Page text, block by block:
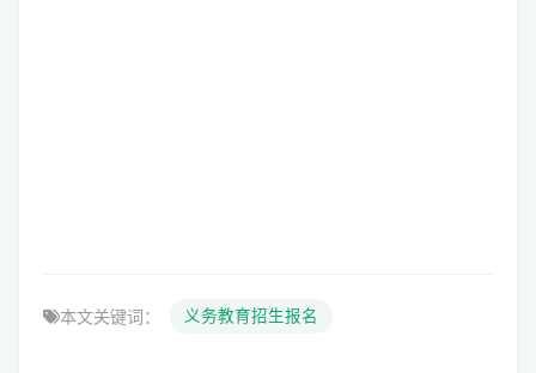
本文关键词： 义务教育招生报名